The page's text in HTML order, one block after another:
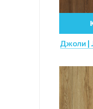
Джоли |